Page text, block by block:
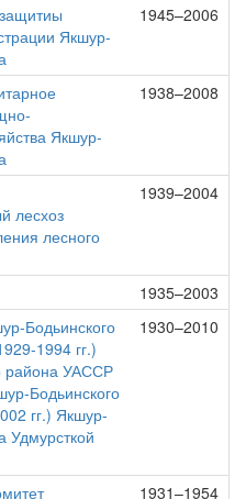
Якшур-
1945–2006
Якшур-
1938–2008
лесхоз
лесного
1939–2004
1935–2003
Бодьинского
1994 гг.)
района УАССР
Бодьинского
гг.) Якшур-
Удмурсткой
1930–2010
1931–1954